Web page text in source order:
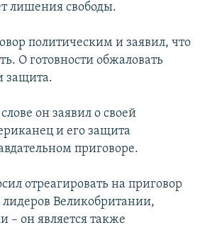
лишения свободы.
политическим и заявил, что
О готовности обжаловать
защита.
он заявил о своей
и его защита
приговоре.
отреагировать на приговор
Великобритании,
он является также